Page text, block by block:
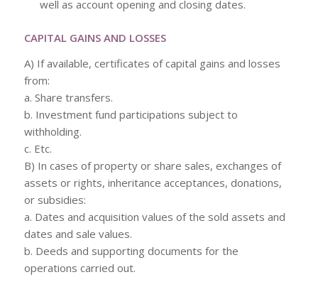
well as account opening and closing dates.
CAPITAL GAINS AND LOSSES
A) If available, certificates of capital gains and losses
from:
a. Share transfers.
b. Investment fund participations subject to
withholding.
c. Etc.
B) In cases of property or share sales, exchanges of
assets or rights, inheritance acceptances, donations,
or subsidies:
a. Dates and acquisition values of the sold assets and
dates and sale values.
b. Deeds and supporting documents for the
operations carried out.